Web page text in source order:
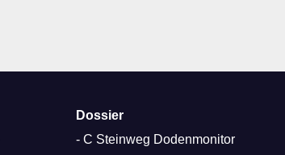
Dossier
- C Steinweg Dodenmonitor